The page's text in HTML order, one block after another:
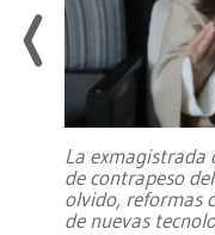
La exmagistrada
de contrapeso
olvido, reformas
de nuevas